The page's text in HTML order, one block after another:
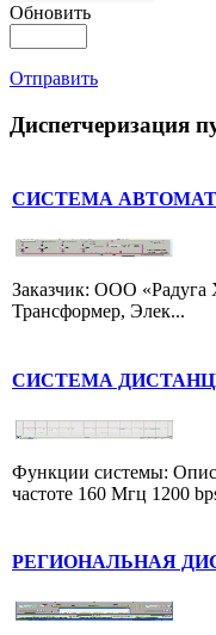
Обновить
Отправить
Диспетчеризация
СИСТЕМА
Заказчик: ООО «Радуга
Трансформер, Элек...
СИСТЕМА
Функции системы:
частоте 160 Мгц 1200
РЕГИОНАЛЬНАЯ